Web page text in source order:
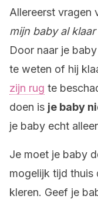
Allereerst vragen
mijn baby al
Door naar je
te weten of hij
zijn rug te
doen is je baby
je baby echt
Je moet je baby
mogelijk tijd thuis
kleren. Geef je